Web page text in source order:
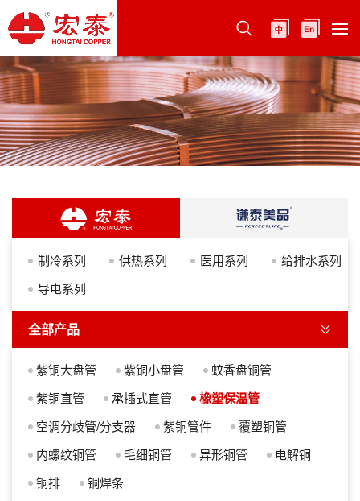
制冷系列 供热系列 医用系列
给排水系列
导电系列
全部产品
紫铜大盘管 紫铜小盘管
蚊香盘铜管
紫铜直管
承插式直管
橡塑保温管
空调分歧管/分支器
紫铜管件
覆塑铜管
内螺纹铜管
毛细铜管 异形铜管
电解铜
铜排
铜焊条